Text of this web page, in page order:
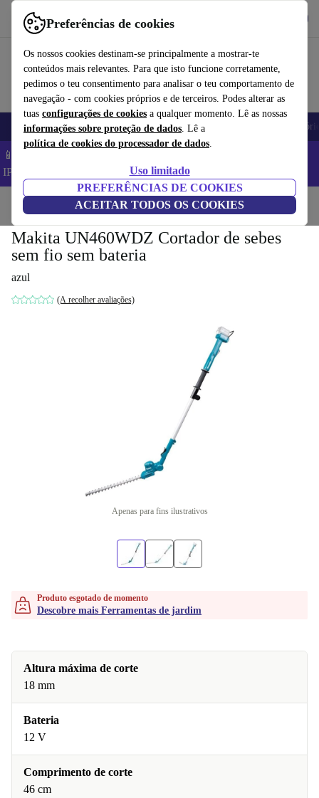
Preferências de cookies
Os nossos cookies destinam-se principalmente a mostrar-te
conteúdos mais relevantes. Para que isto funcione corretamente,
pedimos o teu consentimento para analisar o teu comportamento de
navegação - com cookies próprios e de terceiros. Podes alterar as
tuas configurações de cookies a qualquer momento. Lê as nossas
informações sobre proteção de dados. Lê a
política de cookies do processador de dados.
Uso limitado
PREFERÊNCIAS DE COOKIES
ACEITAR TODOS OS COOKIES
Use o refurbed de forma rápida e fácil
Telemóveis Computadores Portáteis Tablets
📱 Poupa 5% EXTRA em todos os iPhones – Código:
IPHONEDEAL –
Início Jardim Ferramentas de jardim
Makita UN460WDZ Cortador de sebes
sem fio sem bateria
azul
(A recolher avaliações)
Apenas para fins ilustrativos
Produto esgotado de momento
Descobre mais Ferramentas de jardim
Altura máxima de corte
18 mm
Bateria
12 V
Comprimento de corte
46 cm